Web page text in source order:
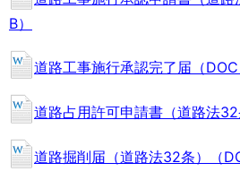
B）
道路工事施行承認完了届（DOC
道路占用許可申請書（道路法32
道路掘削届（道路法32条）（